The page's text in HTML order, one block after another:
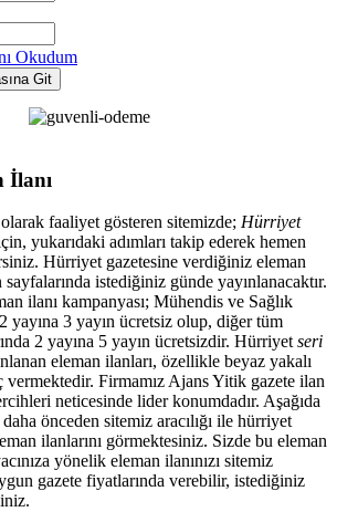
Okudum
İlanı
faaliyet gösteren sitemizde; Hürriyet
yukarıdaki adımları takip ederek hemen
Hürriyet gazetesine verdiğiniz eleman
istediğiniz günde yayınlanacaktır.
ilanı kampanyası; Mühendis ve Sağlık
yayına 3 yayın ücretsiz olup, diğer tüm
2 yayına 5 yayın ücretsizdir. Hürriyet seri
eleman ilanları, özellikle beyaz yakalı
vermektedir. Firmamız Ajans Yitik gazete ilan
neticesinde lider konumdadır. Aşağıda
önceden sitemiz aracılığı ile hürriyet
ilanlarını görmektesiniz. Sizde bu eleman
yönelik eleman ilanınızı sitemiz
gazete fiyatlarında verebilir, istediğiniz